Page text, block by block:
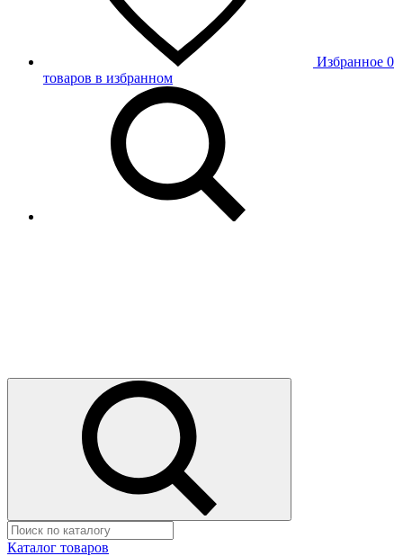
Избранное 0
товаров в избранном
Каталог товаров